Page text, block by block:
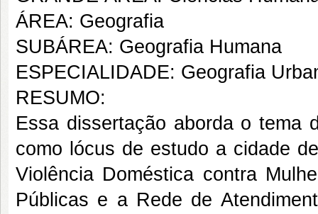
ÁREA: Geografia
SUBÁREA: Geografia Humana
ESPECIALIDADE: Geografia
RESUMO:
Essa dissertação aborda o tema
como lócus de estudo a cidade
Violência Doméstica contra
Públicas e a Rede de